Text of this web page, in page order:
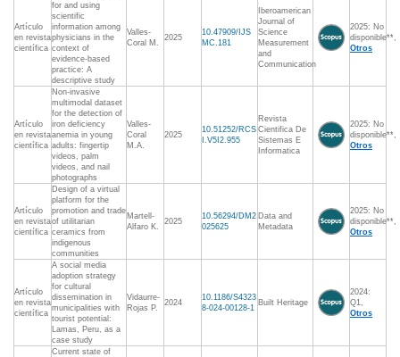
Artículo
en revista
científica
for and using
scientific
information among
physicians in the
context of
evidence-based
practice: A
descriptive study
Valles-
Coral M.
2025
10.47909/IJS
MC.181
Iberoamerican
Journal of
Science
Measurement
and
Communication
2025: No
disponible**,
Otros
Artículo
en revista
científica
Non-invasive
multimodal dataset
for the detection of
iron deficiency
anemia in young
adults: fingertip
videos, palm
videos, and nail
photographs
Valles-
Coral
M.A.
2025
10.51252/RCS
I.V5I2.955
Revista
Cientifica De
Sistemas E
Informatica
2025: No
disponible**,
Otros
Artículo
en revista
científica
Design of a virtual
platform for the
promotion and trade
of utilitarian
ceramics from
indigenous
communities
Martell-
Alfaro K.
2025
10.56294/DM2
025625
Data and
Metadata
2025: No
disponible**,
Otros
Artículo
en revista
científica
A social media
adoption strategy
for cultural
dissemination in
municipalities with
tourist potential:
Lamas, Peru, as a
case study
Vidaurre-
Rojas P.
2024
10.1186/S4323
8-024-00128-1
Built Heritage
2024:
Q1,
Otros
Current state of